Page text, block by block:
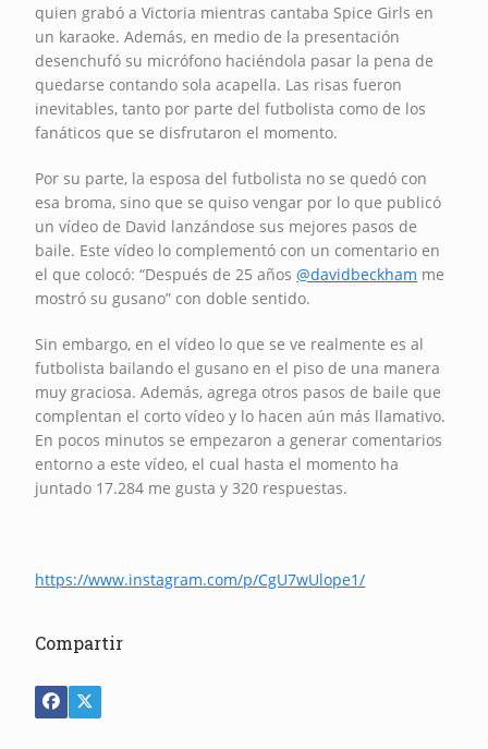
quien grabó a Victoria mientras cantaba Spice Girls en
un karaoke. Además, en medio de la presentación
desenchufó su micrófono haciéndola pasar la pena de
quedarse contando sola acapella. Las risas fueron
inevitables, tanto por parte del futbolista como de los
fanáticos que se disfrutaron el momento.
Por su parte, la esposa del futbolista no se quedó con
esa broma, sino que se quiso vengar por lo que publicó
un vídeo de David lanzándose sus mejores pasos de
baile. Este vídeo lo complementó con un comentario en
el que colocó: “Después de 25 años@davidbeckham me
mostró su gusano” con doble sentido.
Sin embargo, en el vídeo lo que se ve realmente es al
futbolista bailando el gusano en el piso de una manera
muy graciosa. Además, agrega otros pasos de baile que
complentan el corto vídeo y lo hacen aún más llamativo.
En pocos minutos se empezaron a generar comentarios
entorno a este vídeo, el cual hasta el momento ha
juntado 17.284 me gusta y 320 respuestas.
https://www.instagram.com/p/CgU7wUlope1/
Compartir